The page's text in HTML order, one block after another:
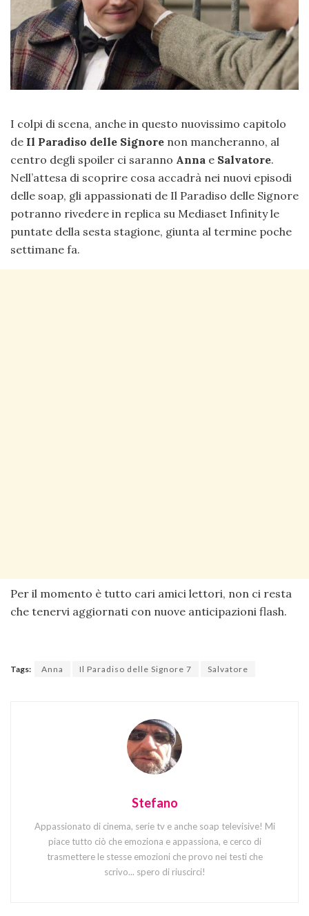
I colpi di scena, anche in questo nuovissimo capitolo
de Il Paradiso delle Signore non mancheranno, al
centro degli spoiler ci saranno Anna e Salvatore.
Nell’attesa di scoprire cosa accadrà nei nuovi episodi
delle soap, gli appassionati de Il Paradiso delle Signore
potranno rivedere in replica su Mediaset Infinity le
puntate della sesta stagione, giunta al termine poche
settimane fa.
Per il momento è tutto cari amici lettori, non ci resta
che tenervi aggiornati con nuove anticipazioni flash.
Tags: Anna Il Paradiso delle Signore 7 Salvatore
Stefano
Appassionato di cinema, serie tv e anche soap televisive! Mi
piace tutto ciò che emoziona e appassiona, e cerco di
trasmettere le stesse emozioni che provo nei testi che
scrivo... spero di riuscirci!